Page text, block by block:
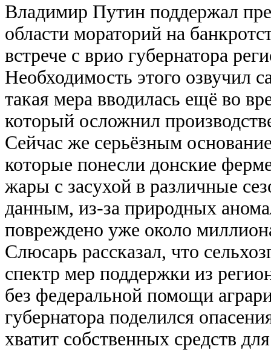
Владимир Путин поддержал
области мораторий на
встрече с врио губернатора
Необходимость этого озвучил
такая мера вводилась ещё во
который осложнил
Сейчас же серьёзным
которые понесли донские
жары с засухой в различные
данным, из-за природных
повреждено уже около
Слюсарь рассказал, что
спектр мер поддержки из
без федеральной помощи
губернатора поделился
хватит собственных средств